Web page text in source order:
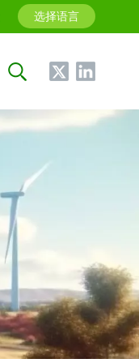
选择语言
English